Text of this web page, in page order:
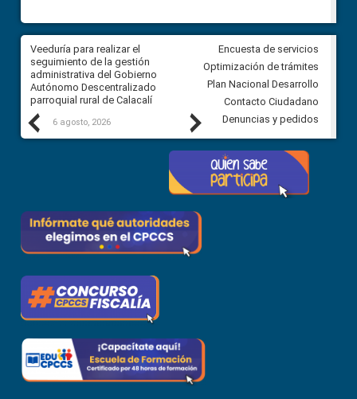
Previous
Veeduría para realizar el
seguimiento de la gestión
administrativa del Gobierno
Autónomo Descentralizado
parroquial rural de Calacalí
6 agosto, 2026
Veeduría para vigilar los
derivados de la Audiencia
comunidad Urbina, parroquia
Carolina
5 agosto, 2026
Next
Encuesta de servicios
Optimización de trámites
Plan Nacional Desarrollo
Contacto Ciudadano
Denuncias y pedidos